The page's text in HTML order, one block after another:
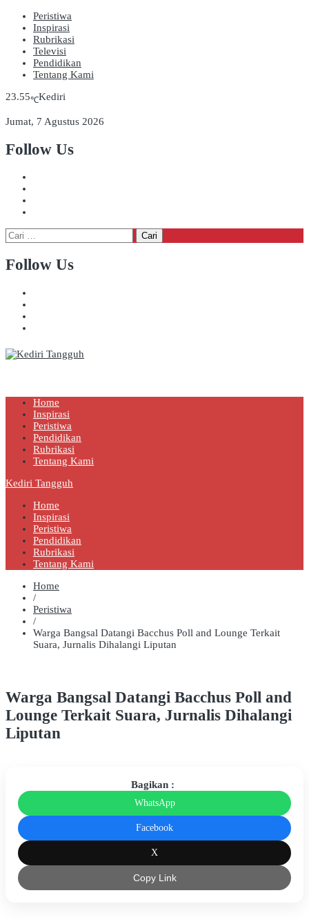
Peristiwa
Inspirasi
Rubrikasi
Televisi
Pendidikan
Tentang Kami
23.55℃Kediri
Jumat, 7 Agustus 2026
Follow Us
Cari
untuk:
Follow Us
Home
Inspirasi
Peristiwa
Pendidikan
Rubrikasi
Tentang Kami
Kediri Tangguh
Home
Inspirasi
Peristiwa
Pendidikan
Rubrikasi
Tentang Kami
Home
/
Peristiwa
/
Warga Bangsal Datangi Bacchus Poll and Lounge Terkait
Suara, Jurnalis Dihalangi Liputan
Warga Bangsal Datangi Bacchus Poll and
Lounge Terkait Suara, Jurnalis Dihalangi
Liputan
Bagikan :
WhatsApp
Facebook
X
Copy Link